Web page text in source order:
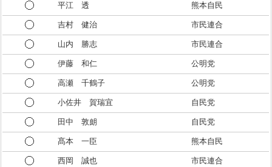
平江 透 熊本自民
吉村 健治 市民連合
山内 勝志 市民連合
伊藤 和仁 公明党
高瀬 千鶴子 公明党
小佐井 賀瑞宜 自民党
田中 敦朗 自民党
髙本 一臣 熊本自民
西岡 誠也 市民連合